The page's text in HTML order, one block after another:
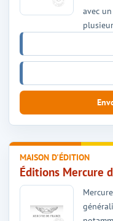
avec
MAISON D'ÉDITION
Éditions Mercure